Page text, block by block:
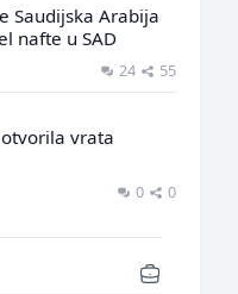
Saudijska Arabija
nafte u SAD
24 55
vrata
0 0